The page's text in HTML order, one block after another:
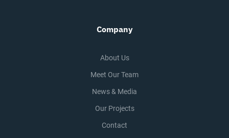
Company
About Us
Meet Our Team
News & Media
Our Projects
Contact